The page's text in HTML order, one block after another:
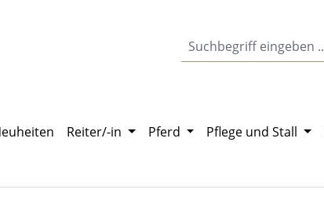
Reiter/-in Pferd Pflege und Stall